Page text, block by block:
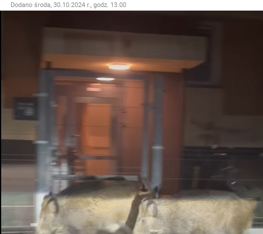
Dodano środa, 30.10.2024 r., godz. 13.00